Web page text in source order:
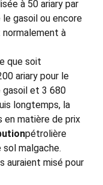
à 50 ariary par
gasoil ou encore
normalement à
que soit
ariary pour le
gasoil et 3 680
longtemps, la
en matière de prix
pétrolière
sol malgache.
auraient misé pour